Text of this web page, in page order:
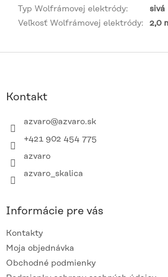
Typ Wolfrámovej elektródy:
sivá
Veľkosť Wolfrámovej elektródy: 2,0
Kontakt
azvaro@azvaro.sk
+421 902 454 775
azvaro
azvaro_skalica
Informácie pre vás
Kontakty
Moja objednávka
Obchodné podmienky